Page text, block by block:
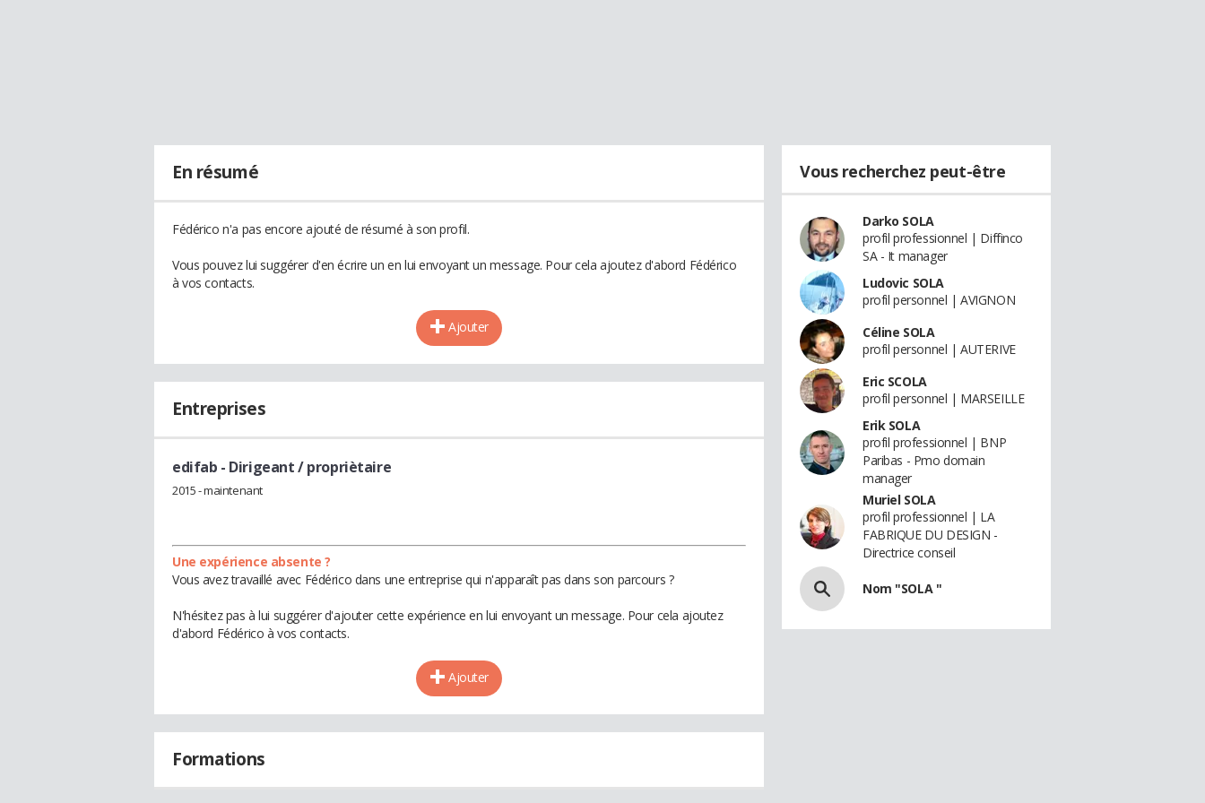
En résumé
Fédérico n'a pas encore ajouté de résumé à son profil.
Vous pouvez lui suggérer d'en écrire un en lui envoyant un message. Pour cela ajoutez d'abord Fédérico
à vos contacts.
Ajouter
Entreprises
edifab - Dirigeant / propriètaire
2015 - maintenant
Une expérience absente ?
Vous avez travaillé avec Fédérico dans une entreprise qui n'apparaît pas dans son parcours ?
N'hésitez pas à lui suggérer d'ajouter cette expérience en lui envoyant un message. Pour cela ajoutez
d'abord Fédérico à vos contacts.
Ajouter
Formations
Vous recherchez peut-être
Darko SOLA
profil professionnel | Diffinco
SA - It manager
Ludovic SOLA
profil personnel | AVIGNON
Céline SOLA
profil personnel | AUTERIVE
Eric SCOLA
profil personnel | MARSEILLE
Erik SOLA
profil professionnel | BNP
Paribas - Pmo domain
manager
Muriel SOLA
profil professionnel | LA
FABRIQUE DU DESIGN -
Directrice conseil
Nom "SOLA "